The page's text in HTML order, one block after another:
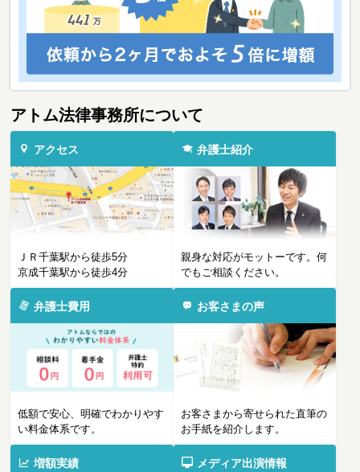
アトム法律事務所について
アクセス
ＪＲ千葉駅から徒歩5分
京成千葉駅から徒歩4分
弁護士紹介
親身な対応がモットーです。何
でもご相談ください。
弁護士費用
低額で安心、明確でわかりやす
い料金体系です。
お客さまの声
お客さまから寄せられた直筆の
お手紙を紹介します。
増額実績 メディア出演情報